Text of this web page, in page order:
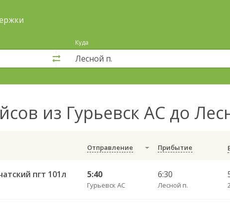
Куда
из Гурьевск АС до
Отправление Прибытие
пгт 101л 5:40
Гурьевск АС
6:30
Лесной п.